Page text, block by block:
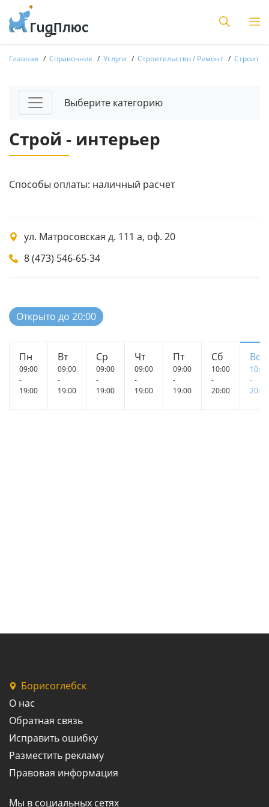
Главная Справочник Услуги Строительство / Ремонт
Выберите категорию
Строй - интерьер
Способы оплаты: наличный расчет
ул. Матросовская д. 111 а, оф. 20
8 (473) 546-65-34
Открыто до 20:00
Пн
09:00
-
19:00
Вт
09:00
-
19:00
Ср
09:00
-
19:00
Чт
09:00
-
19:00
Пт
09:00
-
19:00
Сб
10:00
-
20:00
Вс
10:00
-
20:00
Борисоглебск
О нас
Обратная связь
Исправить ошибку
Разместить рекламу
Правовая информация
Мы в социальных сетях